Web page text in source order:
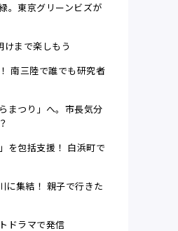
。東京グリーンビズが
けまで楽しもう
南三陸で誰でも研究者
まつり」へ。市長気分
を包括支援！ 白浜町で
に集結！ 親子で行きた
ドラマで発信